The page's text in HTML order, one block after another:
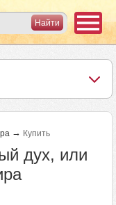
→ Купить
дух, или